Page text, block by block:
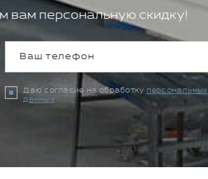
вам персональную скидку!
Даю согласие на обработку персональных
данных